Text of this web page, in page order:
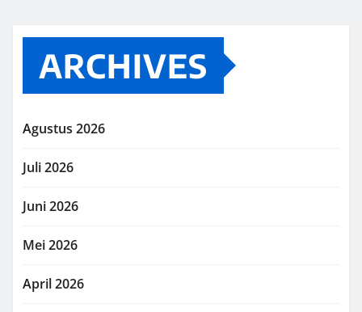
ARCHIVES
Agustus 2026
Juli 2026
Juni 2026
Mei 2026
April 2026